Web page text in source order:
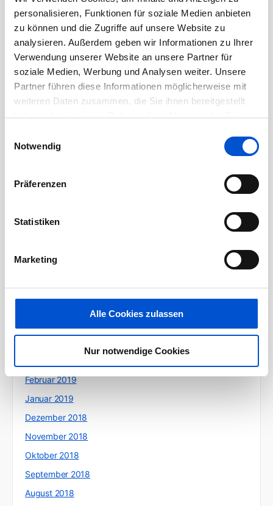
personalisieren, Funktionen für soziale Medien anbieten
zu können und die Zugriffe auf unsere Website zu
analysieren. Außerdem geben wir Informationen zu Ihrer
Verwendung unserer Website an unsere Partner für
soziale Medien, Werbung und Analysen weiter. Unsere
Partner führen diese Informationen möglicherweise mit
weiteren Daten zusammen, die Sie ihnen bereitgestellt
haben oder die sie im Rahmen Ihrer Nutzung der Dienste
Notwendig
Präferenzen
Statistiken
Marketing
Alle Cookies zulassen
Nur notwendige Cookies
September 2020
August 2020
Juli 2020
Juni 2020
Mai 2020
Februar 2020
Dezember 2019
Oktober 2019
August 2019
Februar 2019
Januar 2019
Dezember 2018
November 2018
Oktober 2018
September 2018
August 2018